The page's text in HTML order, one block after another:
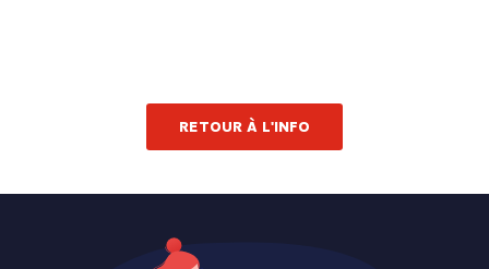
RETOUR À L'INFO